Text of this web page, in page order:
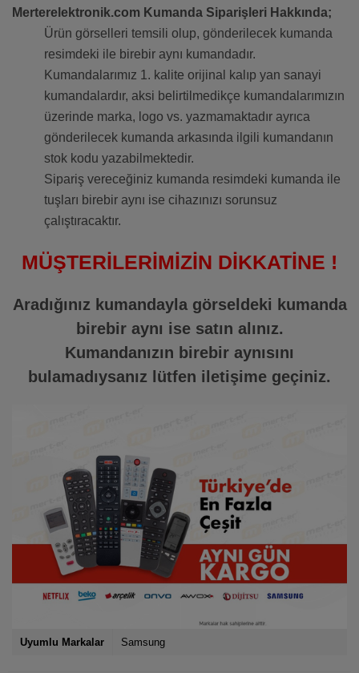
Merterelektronik.com Kumanda Siparişleri Hakkında;
Ürün görselleri temsili olup, gönderilecek kumanda
resimdeki ile birebir aynı kumandadır.
Kumandalarımız 1. kalite orijinal kalıp yan sanayi
kumandalardır, aksi belirtilmedikçe kumandalarımızın
üzerinde marka, logo vs. yazmamaktadır ayrıca
gönderilecek kumanda arkasında ilgili kumandanın
stok kodu yazabilmektedir.
Sipariş vereceğiniz kumanda resimdeki kumanda ile
tuşları birebir aynı ise cihazınızı sorunsuz
çalıştıracaktır.
MÜŞTERİLERİMİZİN DİKKATİNE !
Aradığınız kumandayla görseldeki kumanda
birebir aynı ise satın alınız.
Kumandanızın birebir aynısını
bulamadıysanız lütfen iletişime geçiniz.
Uyumlu Markalar Samsung